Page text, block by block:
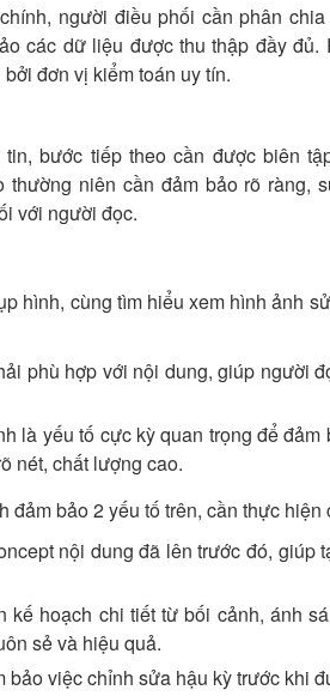
người điều phối cần phân
các dữ liệu được thu thập đầy
đơn vị kiểm toán uy tín.
bước tiếp theo cần được biên
thường niên cần đảm bảo rõ ràng,
với người đọc.
hình, cùng tìm hiểu xem hình ảnh
phù hợp với nội dung, giúp người
là yếu tố cực kỳ quan trọng để
nét, chất lượng cao.
đảm bảo 2 yếu tố trên, cần thực hiện
nội dung đã lên trước đó, giúp
kế hoạch chi tiết từ bối cảnh, ánh
sẻ và hiệu quả.
bảo việc chỉnh sửa hậu kỳ trước khi